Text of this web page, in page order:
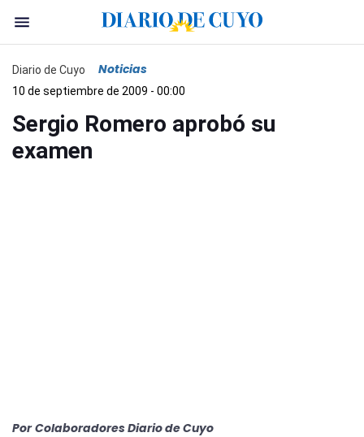
Diario de Cuyo Noticias
10 de septiembre de 2009 - 00:00
Sergio Romero aprobó su
examen
Por Colaboradores Diario de Cuyo